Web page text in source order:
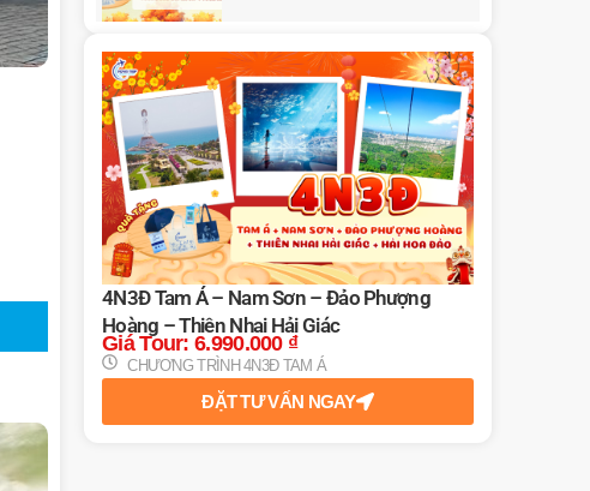
4N3Đ Tam Á – Nam Sơn – Đảo Phượng
Hoàng – Thiên Nhai Hải Giác
Giá Tour: 6.990.000 ₫
CHƯƠNG TRÌNH 4N3Đ TAM Á
ĐẶT TƯ VẤN NGAY